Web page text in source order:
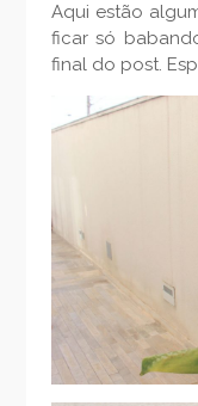
Aqui estão
ficar só
final do post.